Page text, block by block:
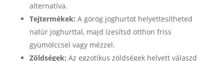
alternatíva.
Tejtermékek: A görög joghurtot helyettesítheted
natúr joghurttal, majd ízesítsd otthon friss
gyümölccsel vagy mézzel.
Zöldségek: Az egzotikus zöldségek helyett válaszd